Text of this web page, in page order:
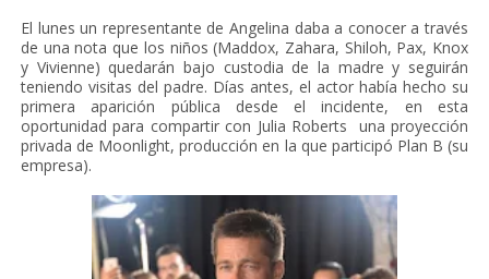
El lunes un representante de Angelina daba a conocer a través
de una nota que los niños (Maddox, Zahara, Shiloh, Pax, Knox
y Vivienne) quedarán bajo custodia de la madre y seguirán
teniendo visitas del padre. Días antes, el actor había hecho su
primera aparición pública desde el incidente, en esta
oportunidad para compartir con Julia Roberts una proyección
privada de Moonlight, producción en la que participó Plan B (su
empresa).